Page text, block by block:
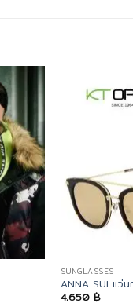
SUNGLASSES
ANNA SUI แว่
4,650฿